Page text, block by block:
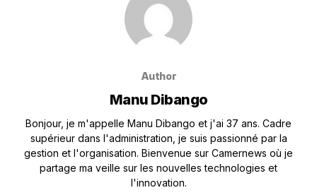
Author
Manu Dibango
Bonjour, je m'appelle Manu Dibango et j'ai 37 ans. Cadre
supérieur dans l'administration, je suis passionné par la
gestion et l'organisation. Bienvenue sur Camernews où je
partage ma veille sur les nouvelles technologies et
l'innovation.